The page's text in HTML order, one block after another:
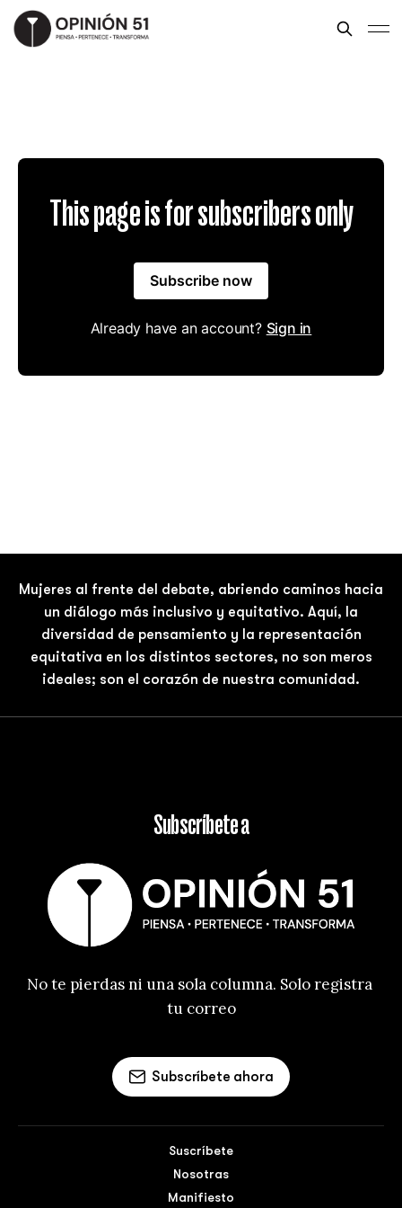
This page is for subscribers only
Subscribe now
Already have an account? Sign in
Mujeres al frente del debate, abriendo caminos hacia
un diálogo más inclusivo y equitativo. Aquí, la
diversidad de pensamiento y la representación
equitativa en los distintos sectores, no son meros
ideales; son el corazón de nuestra comunidad.
Subscríbete a
No te pierdas ni una sola columna. Solo registra
tu correo
Subscríbete ahora
Suscríbete
Nosotras
Manifiesto